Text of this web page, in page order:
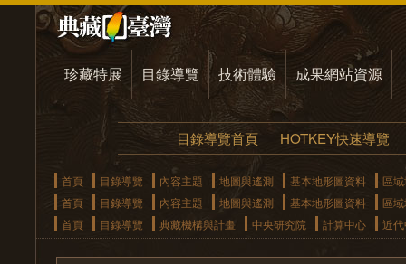
珍藏特展 目錄導覽 技術體驗 成果網站資源
目錄導覽首頁 HOTKEY快速導覽
首頁 目錄導覽 內容主題 地圖與遙測 基本地形圖資料
區
首頁
目錄導覽 內容主題 地圖與遙測 基本地形圖資料
區
首頁
目錄導覽 典藏機構與計畫 中央研究院 計算中心 近